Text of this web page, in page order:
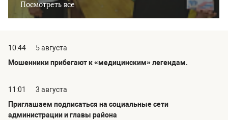
Посмотреть все
10:44
5 августа
Мошенники прибегают к «медицинским» легендам.
11:01
3 августа
Приглашаем подписаться на социальные сети
администрации и главы района